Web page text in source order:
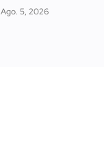
Ago. 5, 2026